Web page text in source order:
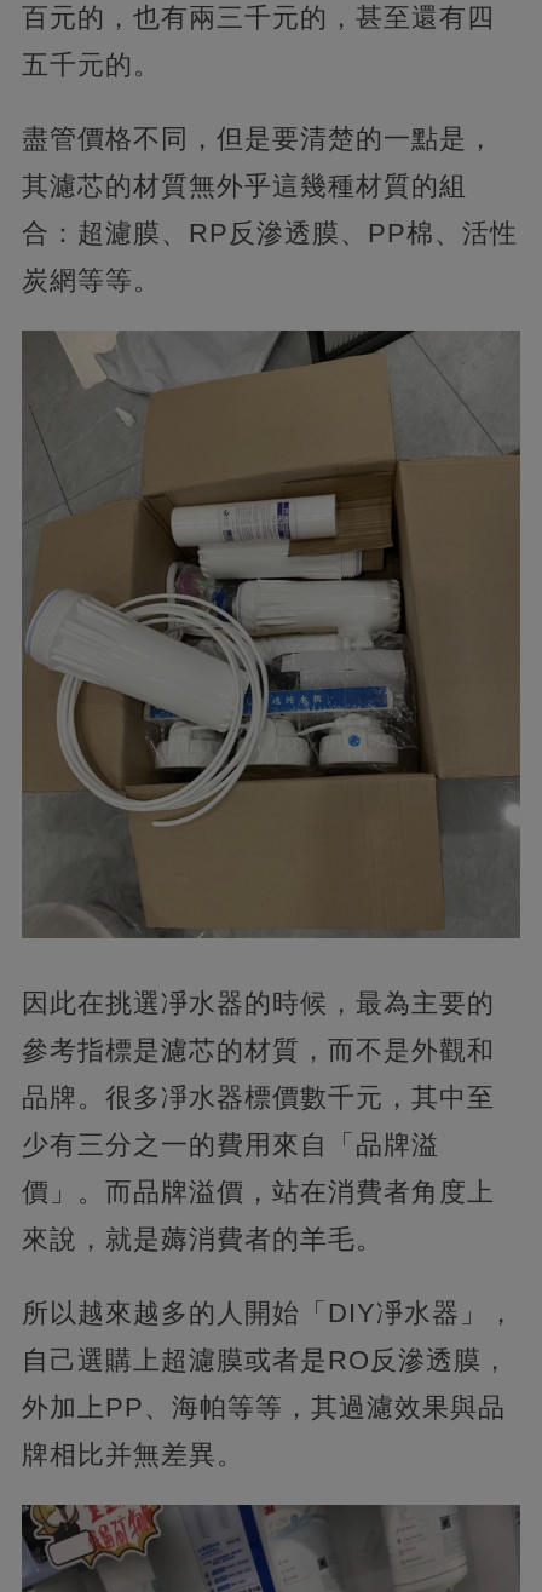
百元的，也有兩三千元的，甚至還有四
五千元的。
盡管價格不同，但是要清楚的一點是，
其濾芯的材質無外乎這幾種材質的組
合：超濾膜、RP反滲透膜、PP棉、活性
炭網等等。
因此在挑選凈水器的時候，最為主要的
參考指標是濾芯的材質，而不是外觀和
品牌。很多凈水器標價數千元，其中至
少有三分之一的費用來自「品牌溢
價」。而品牌溢價，站在消費者角度上
來說，就是薅消費者的羊毛。
所以越來越多的人開始「DIY凈水器」，
自己選購上超濾膜或者是RO反滲透膜，
外加上PP、海帕等等，其過濾效果與品
牌相比并無差異。